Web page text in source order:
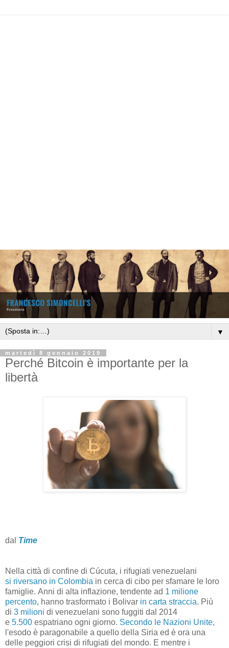
▼
martedì 8 gennaio 2019
Perché Bitcoin è importante per la
libertà
dal Time
Nella città di confine di Cúcuta, i rifugiati venezuelani
si riversano in Colombia in cerca di cibo per sfamare le loro
famiglie. Anni di alta inflazione, tendente ad 1 milione
percento, hanno trasformato i Bolivar in carta straccia. Più
di 3 milioni di venezuelani sono fuggiti dal 2014
e 5.500 espatriano ogni giorno. Secondo le Nazioni Unite,
l'esodo è paragonabile a quello della Siria ed è ora una
delle peggiori crisi di rifugiati del mondo. E mentre i